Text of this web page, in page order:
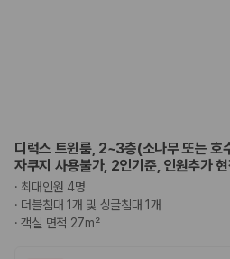
디럭스 트윈룸, 2~3층(소나무 또는 호
자쿠지 사용불가, 2인기준, 인원추가
· 최대인원 4명
· 더블침대 1개 및 싱글침대 1개
·객실 면적 27m²